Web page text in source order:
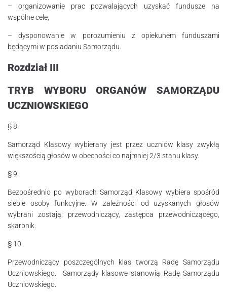
– organizowanie prac pozwalających uzyskać fundusze na
wspólne cele,
– dysponowanie w porozumieniu z opiekunem funduszami
będącymi w posiadaniu Samorządu.
Rozdział III
TRYB WYBORU ORGANÓW SAMORZĄDU
UCZNIOWSKIEGO
§ 8.
Samorząd Klasowy wybierany jest przez uczniów klasy zwykłą
większością gło­sów w obecności co najmniej 2/3 stanu klasy.
§ 9.
Bezpośrednio po wyborach Samorząd Klasowy wybiera spośród
siebie osoby funk­­cyjne. W zależności od uzyskanych głosów
wybrani zostają: przewodniczący, zastępca przewodniczącego,
skarbnik.
§ 10.
Przewodniczący poszczególnych klas tworzą Radę Samorządu
Uczniowskiego. Samorządy klasowe stanowią Radę Samorządu
Uczniowskiego.